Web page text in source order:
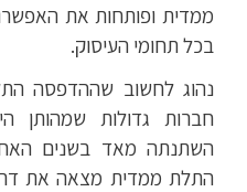
ממדית ופותחות את
בכל תחומי העיסוק.
נהוג לחשוב שההדפסה
חברות גדולות שמהותן
השתנתה מאד בשנים
התלת ממדית מצאה את